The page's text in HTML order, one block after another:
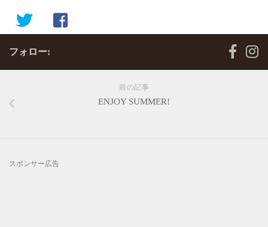
フォロー:
前の記事
ENJOY SUMMER!
スポンサー広告